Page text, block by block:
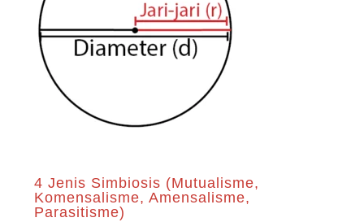
4 Jenis Simbiosis (Mutualisme,
Komensalisme, Amensalisme,
Parasitisme)